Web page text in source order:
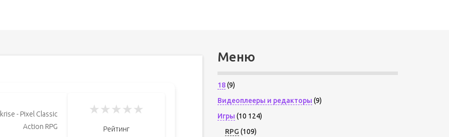
- Pixel Classic
Action RPG
★★★★★
Рейтинг
Меню
18(9)
Видеоплееры и редакторы (9)
Игры (10 124)
RPG (109)